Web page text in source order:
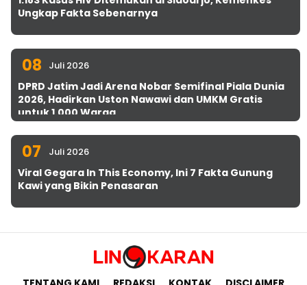
Ungkap Fakta Sebenarnya
08 Juli 2026
DPRD Jatim Jadi Arena Nobar Semifinal Piala Dunia
2026, Hadirkan Uston Nawawi dan UMKM Gratis
untuk 1.000 Warga
07 Juli 2026
Viral Gegara In This Economy, Ini 7 Fakta Gunung
Kawi yang Bikin Penasaran